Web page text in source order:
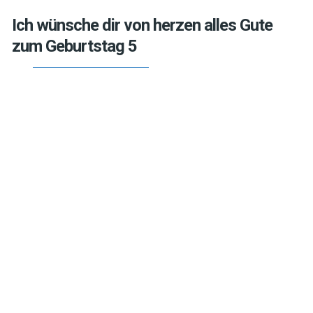
Ich wünsche dir von herzen alles Gute
zum Geburtstag 5